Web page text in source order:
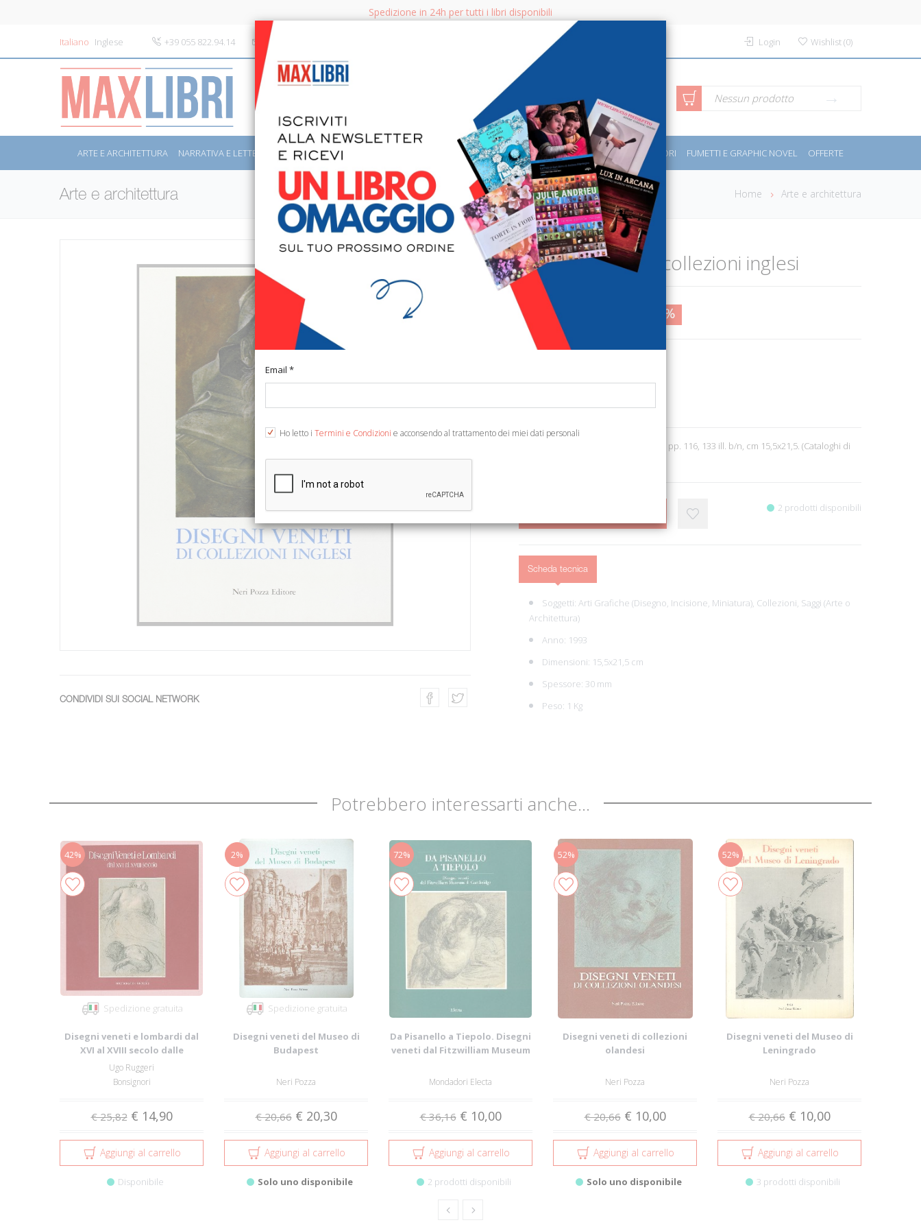
Spedizione in 24h per tutti i libri disponibili
Italiano Inglese +39 055 822.94.14 info@maxlibri.it Login Wishlist(0)
CERCA Ricerca avanzata Nessun prodotto
ARTE E ARCHITETTURA NARRATIVA E LETTERATURA SAGGISTICA LIBRI PER BAMBINI E RAGAZZI MANUALI - GUIDE - CORSI SPORT E MOTORI FUMETTI E GRAPHIC NOVEL OFFERTE
Arte e architettura Home Arte e architettura
CONDIVIDI SUI SOCIAL NETWORK
Disegni veneti di collezioni inglesi
€ 10,00 52%
Ean13: 9788873050469
A cura di Stoock J. Vicenza, 1993; br., pp. 116, 133 ill. b/n, cm 15,5x21,5. (Cataloghi di
2 prodotti disponibili
Scheda tecnica
Soggetti: Arti Grafiche (Disegno, Incisione, Miniatura), Collezioni, Saggi (Arte o
Architettura)
Anno: 1993
Dimensioni: 15,5x21,5 cm
Spessore: 30 mm
Peso: 1 Kg
Potrebbero interessarti anche...
42%
Spedizione gratuita
Disegni veneti e lombardi dal
XVI al XVIII secolo dalle
collezion...
Ugo Ruggeri
Bonsignori
€ 25,82 € 14,90
Aggiungi al carrello
Disponibile
2%
Spedizione gratuita
Disegni veneti del Museo di
Budapest
Neri Pozza
€ 20,66 € 20,30
Aggiungi al carrello
Solo uno disponibile
72%
Da Pisanello a Tiepolo. Disegni
veneti dal Fitzwilliam Museum
Mondadori Electa
€ 36,16 € 10,00
Aggiungi al carrello
2 prodotti disponibili
52%
Disegni veneti di collezioni
olandesi
Neri Pozza
€ 20,66 € 10,00
Aggiungi al carrello
Solo uno disponibile
52%
Disegni veneti del Museo di
Leningrado
Neri Pozza
€ 20,66 € 10,00
Aggiungi al carrello
3 prodotti disponibili
Email *
Ho letto i Termini e Condizioni e acconsendo al trattamento dei miei dati personali